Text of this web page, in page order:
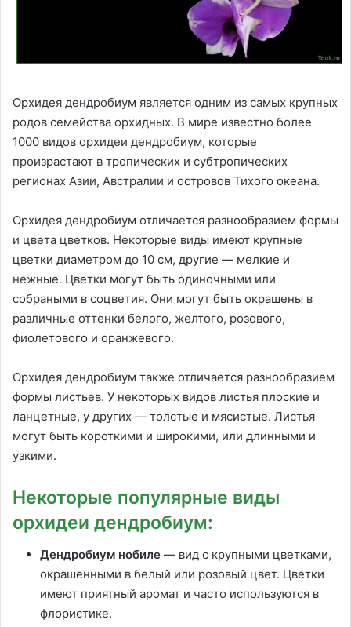
Орхидея дендробиум является одним из самых крупных
родов семейства орхидных. В мире известно более
1000 видов орхидеи дендробиум, которые
произрастают в тропических и субтропических
регионах Азии, Австралии и островов Тихого океана.
Орхидея дендробиум отличается разнообразием формы
и цвета цветков. Некоторые виды имеют крупные
цветки диаметром до 10 см, другие — мелкие и
нежные. Цветки могут быть одиночными или
собраными в соцветия. Они могут быть окрашены в
различные оттенки белого, желтого, розового,
фиолетового и оранжевого.
Орхидея дендробиум также отличается разнообразием
формы листьев. У некоторых видов листья плоские и
ланцетные, у других — толстые и мясистые. Листья
могут быть короткими и широкими, или длинными и
узкими.
Некоторые популярные виды
орхидеи дендробиум:
Дендробиум нобиле — вид с крупными цветками,
окрашенными в белый или розовый цвет. Цветки
имеют приятный аромат и часто используются в
флористике.